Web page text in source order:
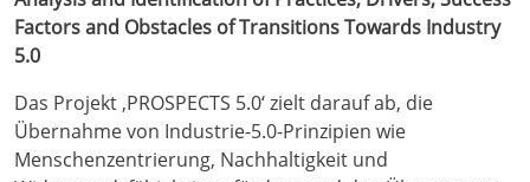
Factors and Obstacles of Transitions Towards Industry
5.0
Das Projekt ‚PROSPECTS 5.0‘ zielt darauf ab, die
Übernahme von Industrie-5.0-Prinzipien wie
Menschenzentrierung, Nachhaltigkeit und